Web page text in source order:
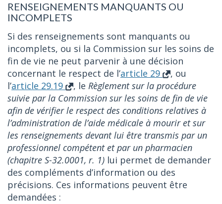
RENSEIGNEMENTS MANQUANTS OU
INCOMPLETS
Si des renseignements sont manquants ou
incomplets, ou si la Commission sur les soins de
fin de vie ne peut parvenir à une décision
concernant le respect de l’article 29
, ou
l’article 29.19 , le Règlement sur la procédure
suivie par la Commission sur les soins de fin de vie
afin de vérifier le respect des conditions relatives à
l’administration de l’aide médicale à mourir et sur
les renseignements devant lui être transmis par un
professionnel compétent et par un pharmacien
(chapitre S-32.0001, r. 1) lui permet de demander
des compléments d’information ou des
précisions. Ces informations peuvent être
demandées :